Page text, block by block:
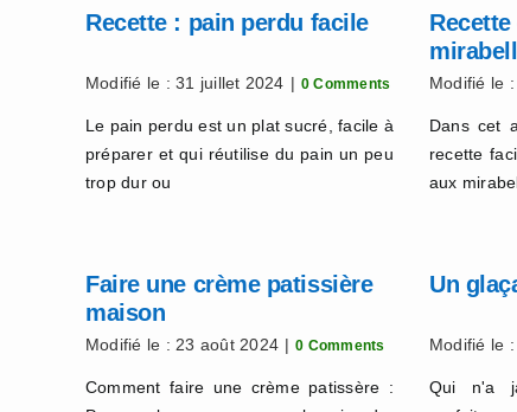
Recette : pain perdu facile
Modifié le : 31 juillet 2024 | 0 Comments
Le pain perdu est un plat sucré, facile à
préparer et qui réutilise du pain un peu
trop dur ou
Modifié le
Dans cet
recette
aux
Faire une crème patissière
maison
Modifié le : 23 août 2024 | 0 Comments
Comment faire une crème patissère :
Un
Modifié le
Qui n'a